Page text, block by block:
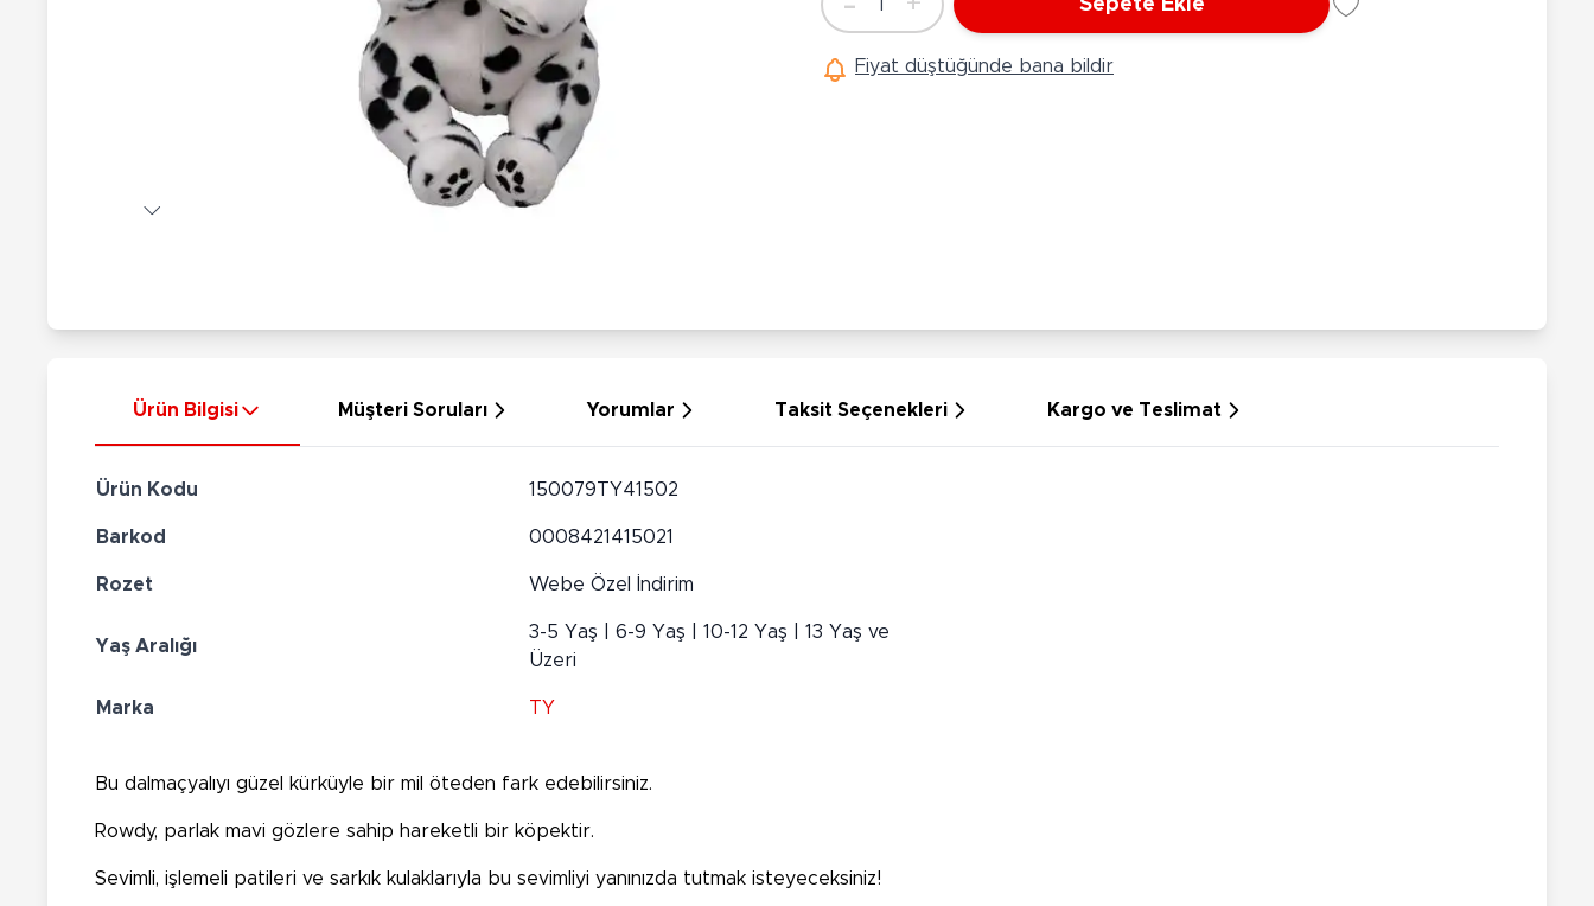
Silah Setleri
Kılıç Setleri
Hobi Oyuncakları
Maketler
Sihirbazlık Setleri
Puzzlelar
Çeşitli Eğlence Oyuncakları
Bebek Araç Gereçleri
Ürünleri
Akülü Araçlar
Bin Git Araçlar
Çeşitli Peluşlar
Adet
1 Sepete Ekle
Fiyat düştüğünde bana bildir
Ürün Bilgisi Müşteri Soruları Yorumlar Taksit Seçenekleri Kargo ve Teslimat
Ürün Kodu 150079TY41502
Barkod 0008421415021
Rozet Webe Özel İndirim
Yaş Aralığı
3-5 Yaş | 6-9 Yaş | 10-12 Yaş | 13 Yaş ve
Üzeri
Marka TY
Bu dalmaçyalıyı güzel kürküyle bir mil öteden fark edebilirsiniz.
Rowdy, parlak mavi gözlere sahip hareketli bir köpektir.
Sevimli, işlemeli patileri ve sarkık kulaklarıyla bu sevimliyi yanınızda tutmak isteyeceksiniz!